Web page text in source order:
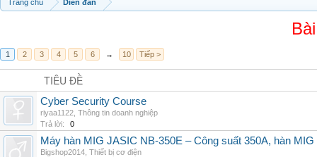
Trang chủ Diễn đàn
1 2 3 4 5 6 → 10 Tiếp >
TIÊU ĐỀ
Cyber Security Course
riyaa1122 Thông tin doanh nghiệp
Trả lời:
0
Máy hàn MIG JASIC NB-350E – Công suất 350A, hàn
Bigshop2014 Thiết bị cơ điện